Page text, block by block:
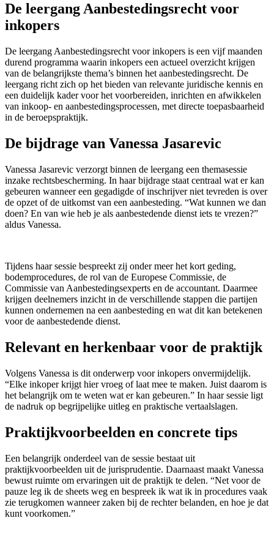
De leergang Aanbestedingsrecht voor
inkopers
De leergang Aanbestedingsrecht voor inkopers is een vijf maanden
durend programma waarin inkopers een actueel overzicht krijgen
van de belangrijkste thema’s binnen het aanbestedingsrecht. De
leergang richt zich op het bieden van relevante juridische kennis en
een duidelijk kader voor het voorbereiden, inrichten en afwikkelen
van inkoop- en aanbestedingsprocessen, met directe toepasbaarheid
in de beroepspraktijk.
De bijdrage van Vanessa Jasarevic
Vanessa Jasarevic verzorgt binnen de leergang een themasessie
inzake rechtsbescherming. In haar bijdrage staat centraal wat er kan
gebeuren wanneer een gegadigde of inschrijver niet tevreden is over
de opzet of de uitkomst van een aanbesteding. “Wat kunnen we dan
doen? En van wie heb je als aanbestedende dienst iets te vrezen?”
aldus Vanessa.
Tijdens haar sessie bespreekt zij onder meer het kort geding,
bodemprocedures, de rol van de Europese Commissie, de
Commissie van Aanbestedingsexperts en de accountant. Daarmee
krijgen deelnemers inzicht in de verschillende stappen die partijen
kunnen ondernemen na een aanbesteding en wat dit kan betekenen
voor de aanbestedende dienst.
Relevant en herkenbaar voor de praktijk
Volgens Vanessa is dit onderwerp voor inkopers onvermijdelijk.
“Elke inkoper krijgt hier vroeg of laat mee te maken. Juist daarom is
het belangrijk om te weten wat er kan gebeuren.” In haar sessie ligt
de nadruk op begrijpelijke uitleg en praktische vertaalslagen.
Praktijkvoorbeelden en concrete tips
Een belangrijk onderdeel van de sessie bestaat uit
praktijkvoorbeelden uit de jurisprudentie. Daarnaast maakt Vanessa
bewust ruimte om ervaringen uit de praktijk te delen. “Net voor de
pauze leg ik de sheets weg en bespreek ik wat ik in procedures vaak
zie terugkomen wanneer zaken bij de rechter belanden, en hoe je dat
kunt voorkomen.”